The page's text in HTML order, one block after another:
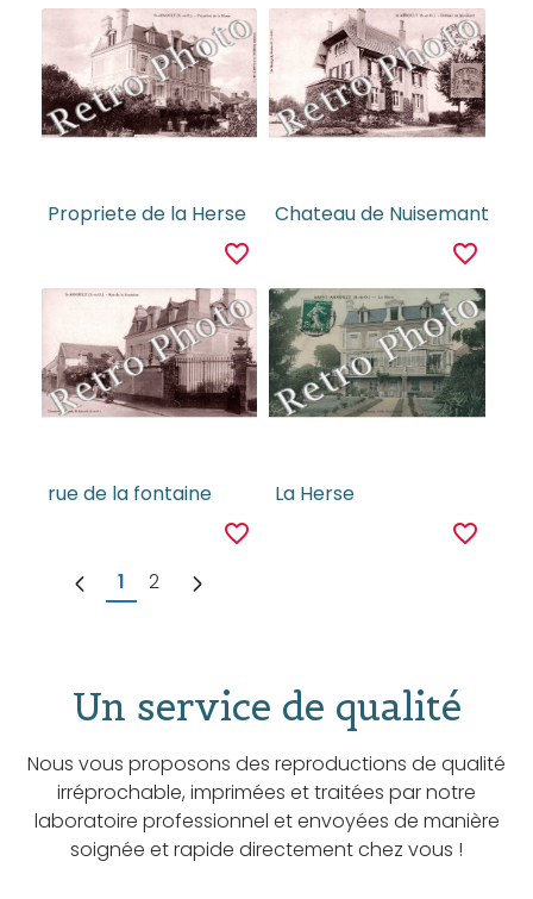
Propriete de la Herse
favorite_border
Chateau de Nuisemant
favorite_border
rue de la fontaine
favorite_border
La Herse
favorite_border
1 2
Un service de qualité
Nous vous proposons des reproductions de qualité
irréprochable, imprimées et traitées par notre
laboratoire professionnel et envoyées de manière
soignée et rapide directement chez vous !